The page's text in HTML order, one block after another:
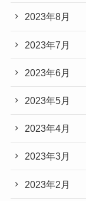
2023年8月
2023年7月
2023年6月
2023年5月
2023年4月
2023年3月
2023年2月